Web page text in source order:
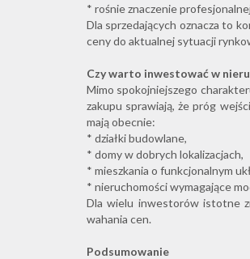
* rośnie znaczenie
Dla sprzedających oznacza to
ceny do aktualnej sytuacji
Czy warto inwestować w
Mimo spokojniejszego
zakupu sprawiają, że próg
mają obecnie:
* działki budowlane,
* domy w dobrych lokalizacjach,
* mieszkania o funkcjonalnym
* nieruchomości wymagające
Dla wielu inwestorów istotne
wahania cen.
Podsumowanie